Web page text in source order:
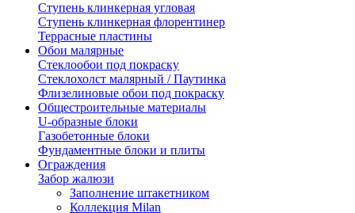
Ступень клинкерная угловая
Ступень клинкерная флорентинер
Террасные пластины
Обои малярные
Стеклообои под покраску
Стеклохолст малярный / Паутинка
Флизелиновые обои под покраску
Общестроительные материалы
U-образные блоки
Газобетонные блоки
Фундаментные блоки и плиты
Ограждения
Забор жалюзи
Заполнение штакетником
Коллекция Milan